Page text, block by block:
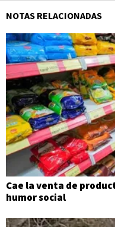
NOTAS RELACIONADAS
Cae la venta de
humor social